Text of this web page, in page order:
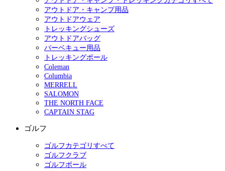
アウトドア・キャンプ用品
アウトドアウェア
トレッキングシューズ
アウトドアバッグ
バーベキュー用品
トレッキングポール
Coleman
Columbia
MERRELL
SALOMON
THE NORTH FACE
CAPTAIN STAG
ゴルフ
ゴルフカテゴリすべて
ゴルフクラブ
ゴルフボール